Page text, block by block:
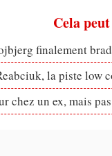
Cela
finalement
la piste low
chez un ex, mais